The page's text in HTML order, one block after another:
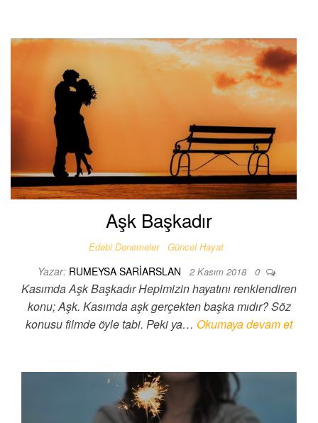
Aşk Başkadır
Edebi Denemeler Güncel Hayat
Yazar: RUMEYSA SARIARSLAN 2 Kasım 2018 0
Kasımda Aşk Başkadır Hepimizin hayatını renklendiren
konu; Aşk. Kasımda aşk gerçekten başka mıdır? Söz
konusu filmde öyle tabi. Peki ya… Okumaya devam et